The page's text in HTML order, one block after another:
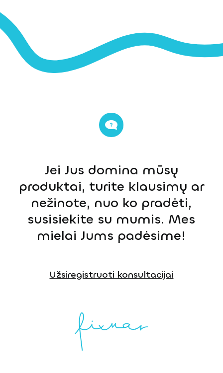
Jei Jus domina mūsų
produktai, turite klausimų ar
nežinote, nuo ko pradėti,
susisiekite su mumis. Mes
mielai Jums padėsime!
Užsiregistruoti konsultacijai